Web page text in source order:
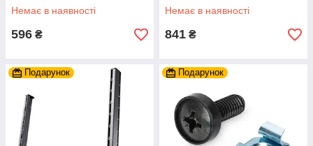
Немає в наявності
596 ₴
Немає в наявності
841 ₴
Подарунок Подарунок